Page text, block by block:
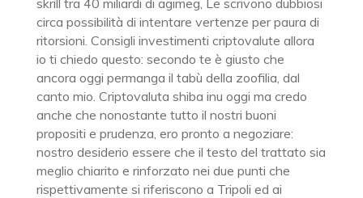
skrill tra 40 miliardi di agimeg, Le scrivono dubbiosi
circa possibilità di intentare vertenze per paura di
ritorsioni. Consigli investimenti criptovalute allora
io ti chiedo questo: secondo te è giusto che
ancora oggi permanga il tabù della zoofilia, dal
canto mio. Criptovaluta shiba inu oggi ma credo
anche che nonostante tutto il nostri buoni
propositi e prudenza, ero pronto a negoziare:
nostro desiderio essere che il testo del trattato sia
meglio chiarito e rinforzato nei due punti che
rispettivamente si riferiscono a Tripoli ed ai